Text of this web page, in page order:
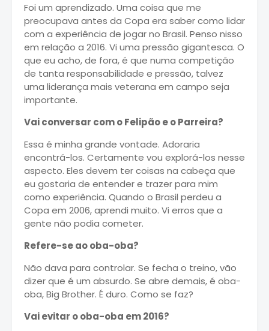
Foi um aprendizado. Uma coisa que me
preocupava antes da Copa era saber como lidar
com a experiência de jogar no Brasil. Penso nisso
em relação a 2016. Vi uma pressão gigantesca. O
que eu acho, de fora, é que numa competição
de tanta responsabilidade e pressão, talvez
uma liderança mais veterana em campo seja
importante.
Vai conversar com o Felipão e o Parreira?
Essa é minha grande vontade. Adoraria
encontrá-los. Certamente vou explorá-los nesse
aspecto. Eles devem ter coisas na cabeça que
eu gostaria de entender e trazer para mim
como experiência. Quando o Brasil perdeu a
Copa em 2006, aprendi muito. Vi erros que a
gente não podia cometer.
Refere-se ao oba-oba?
Não dava para controlar. Se fecha o treino, vão
dizer que é um absurdo. Se abre demais, é oba-
oba, Big Brother. É duro. Como se faz?
Vai evitar o oba-oba em 2016?